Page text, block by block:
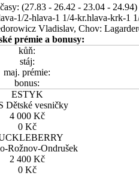
(27.83 - 26.42 - 23.04 - 24.94)
1/2-hlava-1 1/4-kr.hlava-krk-1
Vladislav, Chov:
prémie a bonusy:
kůň:
stáj:
maj. prémie:
bonus:
ESTYK
Dětské vesničky
4 000 Kč
0 Kč
Rožnov-Ondrušek
2 400 Kč
0 Kč